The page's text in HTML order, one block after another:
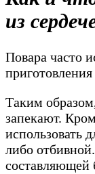
из
Повара часто
Таким
запекают.
использовать
либо
составляющей